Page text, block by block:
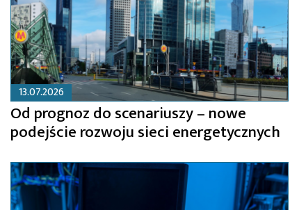
13.07.2026
Od prognoz do scenariuszy – nowe
podejście rozwoju sieci energetycznych